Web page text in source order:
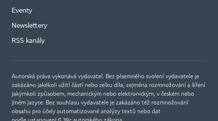
Eventy
Newslettery
RSS kanály
Autorská práva vykonává vydavatel. Bez písemného svolení vydavatele je
zakázáno jakékoli užití částí nebo celku díla, zejména rozmnožování a šíření
jakýmkoli způsobem, mechanickým nebo elektronickým, v českém nebo
jiném jazyce. Bez souhlasu vydavatele je zakázáno též rozmnožování
obsahu pro účely automatizované analýzy textů nebo dat